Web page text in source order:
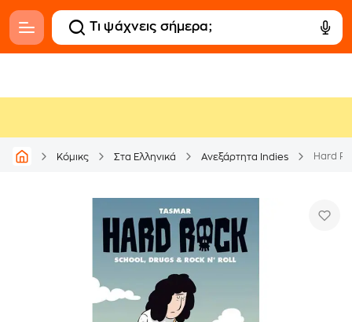
Κόμικς Στα Ελληνικά Ανεξάρτητα Indies Hard